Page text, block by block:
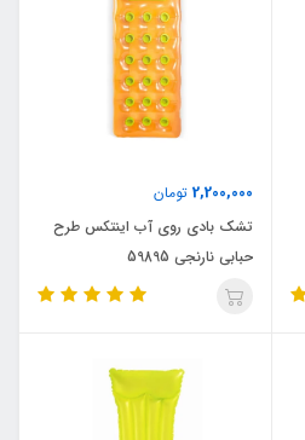
2,200,000 تومان
تشک بادی روی آب اینتکس طرح
حبابی نارنجی 59895